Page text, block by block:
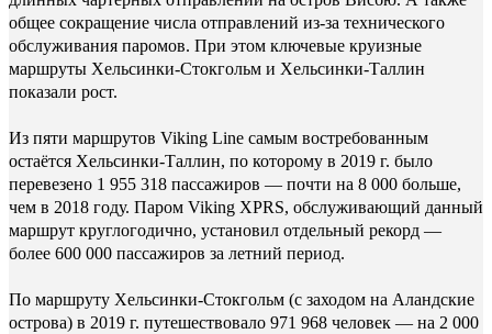
общее сокращение числа отправлений из-за технического
обслуживания паромов. При этом ключевые круизные
маршруты Хельсинки-Стокгольм и Хельсинки-Таллин
показали рост.
Из пяти маршрутов Viking Line самым востребованным
остаётся Хельсинки-Таллин, по которому в 2019 г. было
перевезено 1 955 318 пассажиров — почти на 8 000 больше,
чем в 2018 году. Паром Viking XPRS, обслуживающий данный
маршрут круглогодично, установил отдельный рекорд —
более 600 000 пассажиров за летний период.
По маршруту Хельсинки-Стокгольм (с заходом на Аландские
острова) в 2019 г. путешествовало 971 968 человек — на 2 000